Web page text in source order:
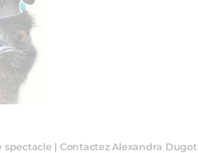
spectacle | Contactez Alexandra Dugot